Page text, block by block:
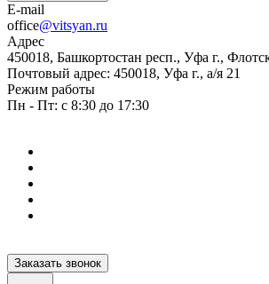
E-mail
office@vitsyan.ru
Адрес
450018, Башкортостан респ., Уфа г.,
Почтовый адрес: 450018, Уфа г., а/я 21
Режим работы
Пн - Пт: с 8:30 до 17:30
Заказать звонок